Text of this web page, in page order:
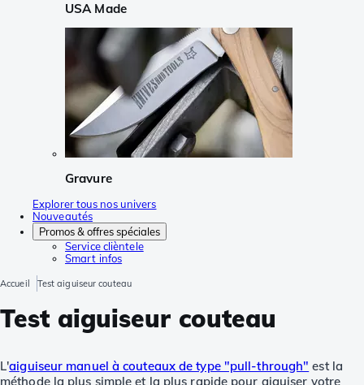
USA Made
Gravure
Explorer tous nos univers
Nouveautés
Promos & offres spéciales
Service clièntele
Smart infos
Accueil Test aiguiseur couteau
Test aiguiseur couteau
L'aiguiseur manuel à couteaux de type "pull-through" est la
méthode la plus simple et la plus rapide pour aiguiser votre